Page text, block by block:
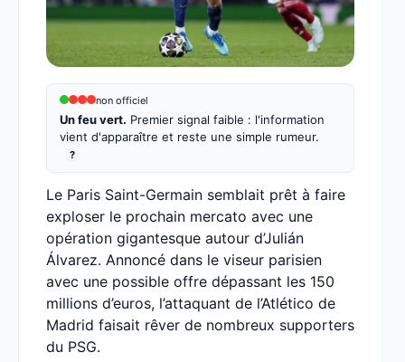
non officiel
Un feu vert. Premier signal faible : l'information
vient d'apparaître et reste une simple rumeur.
?
Le Paris Saint-Germain semblait prêt à faire
exploser le prochain mercato avec une
opération gigantesque autour d’Julián
Álvarez. Annoncé dans le viseur parisien
avec une possible offre dépassant les 150
millions d’euros, l’attaquant de l’Atlético de
Madrid faisait rêver de nombreux supporters
du PSG.